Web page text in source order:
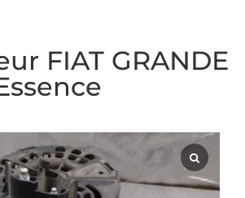
FIAT GRANDE